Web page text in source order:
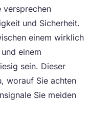
versprechen
und Sicherheit.
einem wirklich
einem
sein. Dieser
worauf Sie achten
Sie meiden